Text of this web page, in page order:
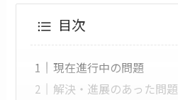
目次
現在進行中の問題
解決・進展のあった問題